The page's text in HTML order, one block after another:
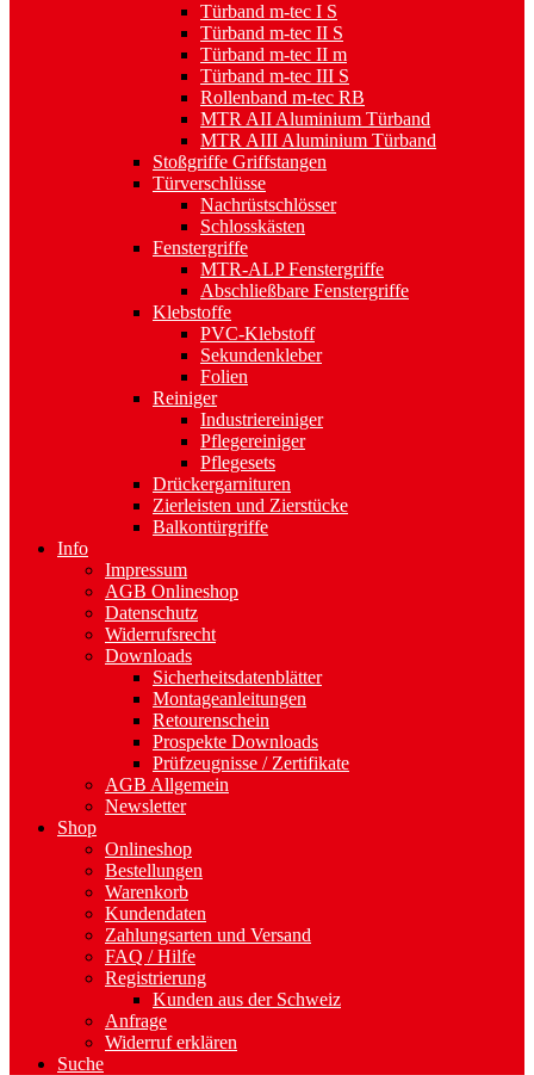
Türband m-tec I S
Türband m-tec II S
Türband m-tec II m
Türband m-tec III S
Rollenband m-tec RB
MTR AII Aluminium Türband
MTR AIII Aluminium Türband
Stoßgriffe Griffstangen
Türverschlüsse
Nachrüstschlösser
Schlosskästen
Fenstergriffe
MTR-ALP Fenstergriffe
Abschließbare Fenstergriffe
Klebstoffe
PVC-Klebstoff
Sekundenkleber
Folien
Reiniger
Industriereiniger
Pflegereiniger
Pflegesets
Drückergarnituren
Zierleisten und Zierstücke
Balkontürgriffe
Info
Impressum
AGB Onlineshop
Datenschutz
Widerrufsrecht
Downloads
Sicherheitsdatenblätter
Montageanleitungen
Retourenschein
Prospekte Downloads
Prüfzeugnisse / Zertifikate
AGB Allgemein
Newsletter
Shop
Onlineshop
Bestellungen
Warenkorb
Kundendaten
Zahlungsarten und Versand
FAQ / Hilfe
Registrierung
Kunden aus der Schweiz
Anfrage
Widerruf erklären
Suche